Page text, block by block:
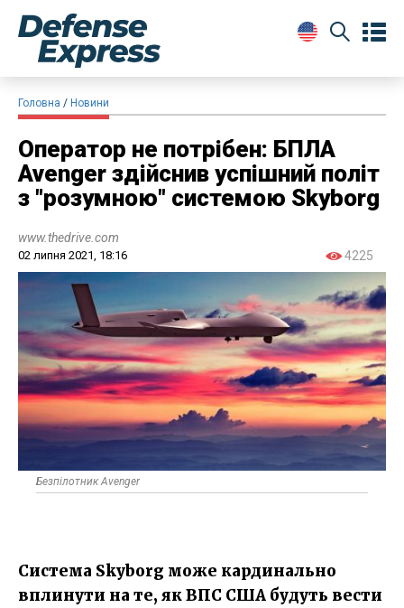
Головна Новини
Оператор не потрібен: БПЛА
Avenger здійснив успішний політ
з "розумною" системою Skyborg
www.thedrive.com
02 липня 2021, 18:16 4225
Безпілотник Avenger
Система Skyborg може кардинально
вплинути на те, як ВПС США будуть вести